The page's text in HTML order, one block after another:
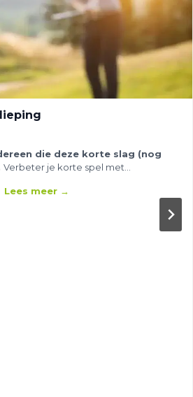
die deze korte slag (nog
Verbeter je korte spel met
Lees meer →